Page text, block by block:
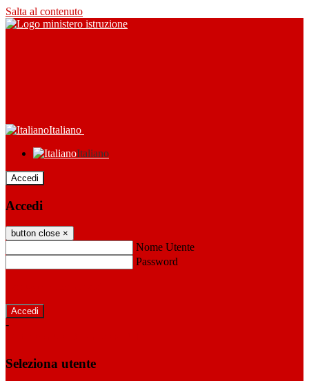
Salta al contenuto
Italiano
Italiano
Accedi
Accedi
button close ×
Nome Utente
Password
-
Seleziona utente